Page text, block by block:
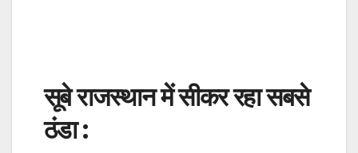
सूबे राजस्थान में सीकर रहा सबसे
ठंडा :